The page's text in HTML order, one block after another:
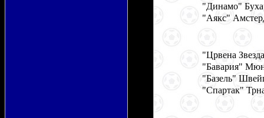
"Динамо"
"Аякс"
"Црвена
"Бавария"
"Базель"
"Спартак"